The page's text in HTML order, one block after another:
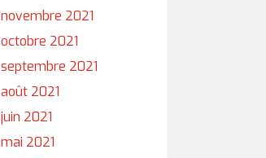
novembre 2021
octobre 2021
septembre 2021
août 2021
juin 2021
mai 2021